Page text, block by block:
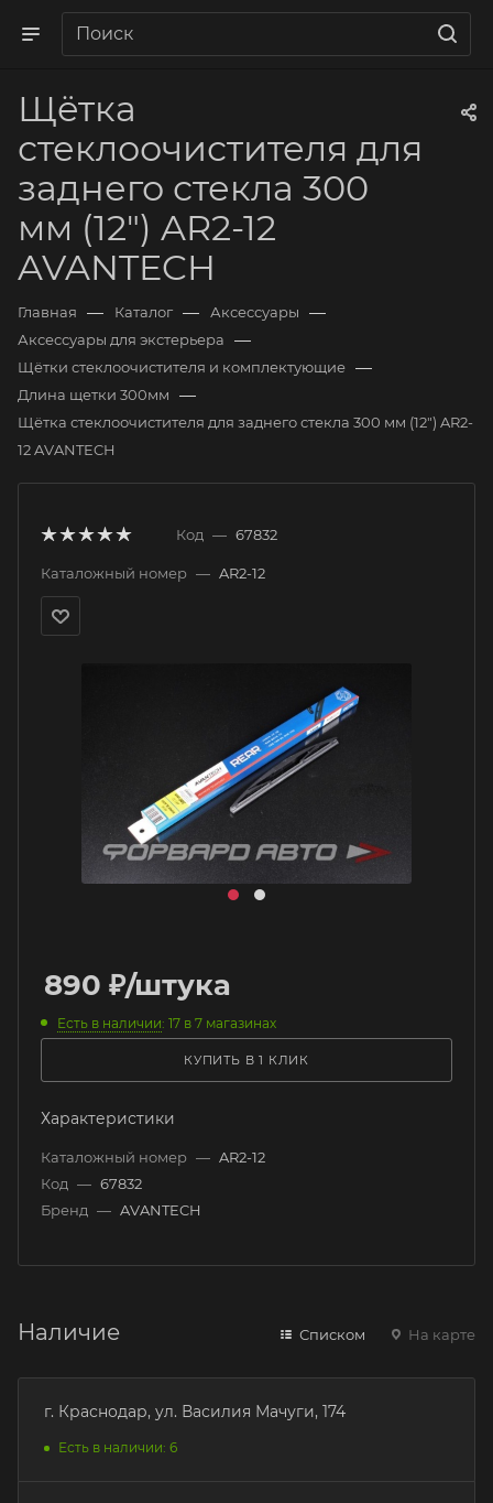
Щётка
стеклоочистителя для
заднего стекла 300
мм (12") AR2-12
AVANTECH
Главная — Каталог — Аксессуары —
Аксессуары для экстерьера —
Щётки стеклоочистителя и комплектующие —
Длина щетки 300мм —
Щётка стеклоочистителя для заднего стекла 300 мм (12") AR2-
12 AVANTECH
Код — 67832
Каталожный номер — AR2-12
890 ₽/штука
Есть в наличии: 17 в 7 магазинах
КУПИТЬ В 1 КЛИК
Характеристики
Каталожный номер — AR2-12
Код — 67832
Бренд — AVANTECH
Наличие Списком На карте
г. Краснодар, ул. Василия Мачуги, 174
Есть в наличии: 6